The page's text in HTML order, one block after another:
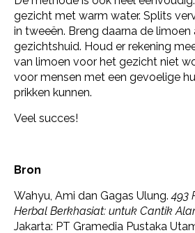
gezicht met warm water. Splits
in tweeën. Breng daarna de limoen
gezichtshuid. Houd er rekening
van limoen voor het gezicht niet
voor mensen met een gevoelige
prikken kunnen.
Veel succes!
Bron
Wahyu, Ami dan Gagas Ulung.493
Herbal Berkhasiat: untuk Cantik
Jakarta: PT Gramedia Pustaka